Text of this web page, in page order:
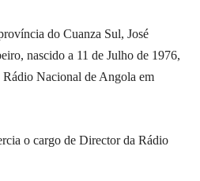
do Cuanza Sul, José
nascido a 11 de Julho de 1976,
Nacional de Angola em
o cargo de Director da Rádio